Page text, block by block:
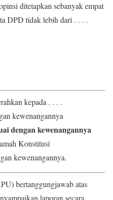
ditetapkan sebanyak empat
DPD tidak lebih dari . . . .
kepada . . . .
kewenangannya
dengan kewenangannya
Konstitusi
kewenangannya.
bertanggungjawab atas
laporan secara